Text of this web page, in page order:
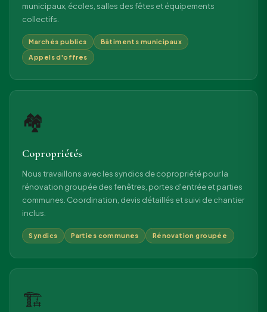
municipaux, écoles, salles des fêtes et équipements
collectifs.
Marchés publics Bâtiments municipaux
Appels d'offres
🏘
Copropriétés
Nous travaillons avec les syndics de copropriété pour la
rénovation groupée des fenêtres, portes d'entrée et parties
communes. Coordination, devis détaillés et suivi de chantier
inclus.
Syndics Parties communes Rénovation groupée
🏗